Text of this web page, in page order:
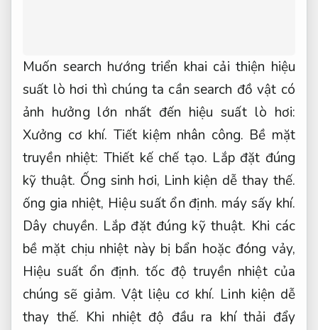
Muốn search hướng triển khai cải thiện hiệu
suất lò hơi thì chúng ta cần search đồ vật có
ảnh hưởng lớn nhất đến hiệu suất lò hơi:
Xưởng cơ khí. Tiết kiệm nhân công. Bề mặt
truyền nhiệt: Thiết kế chế tạo. Lắp đặt đúng
kỹ thuật. Ống sinh hơi, Linh kiện dễ thay thế.
ống gia nhiệt, Hiệu suất ổn định. máy sấy khí.
Dây chuyền. Lắp đặt đúng kỹ thuật. Khi các
bề mặt chịu nhiệt này bị bẩn hoặc đóng vảy,
Hiệu suất ổn định. tốc độ truyền nhiệt của
chúng sẽ giảm. Vật liệu cơ khí. Linh kiện dễ
thay thế. Khi nhiệt độ đầu ra khí thải đẩy